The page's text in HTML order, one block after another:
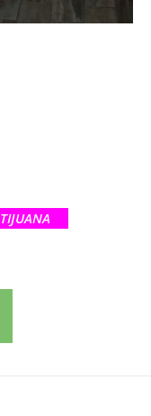
TIJUANA